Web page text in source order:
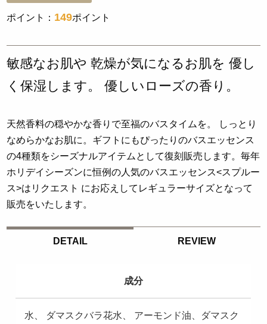
ポイント： 149ポイント
敏感なお肌や 乾燥が気になるお肌を 優し
く保湿します。 優しいローズの香り。
天然香料の穏やかな香りで至福のバスタイムを。 しっとり
なめらかなお肌に。ギフトにもぴったりのバスエッセンス
の4種類をシーズナルアイテムとして復刻販売します。毎年
ホリデイシーズンに恒例の人気のバスエッセンス<スプルー
ス>はリクエスト にお応えしてレギュラーサイズとなって
販売をいたします。
DETAIL REVIEW
成分
水、 ダマスクバラ花水、 アーモンド油、ダマスク